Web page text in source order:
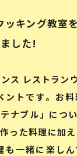
キング教室
した!
ス レストラン
ントです。お
ナブル」につ
った料理に加
も一緒に楽し